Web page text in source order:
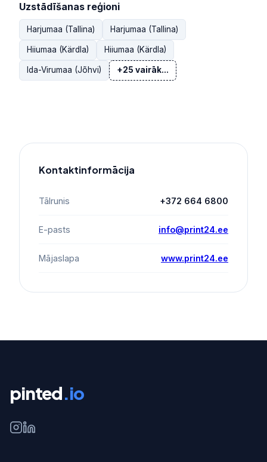
Uzstādīšanas reģioni
Harjumaa (Tallina) Harjumaa (Tallina)
Hiiumaa (Kärdla) Hiiumaa (Kärdla)
Ida-Virumaa (Jõhvi) +25 vairāk...
Kontaktinformācija
Tālrunis +372 664 6800
E-pasts info@print24.ee
Mājaslapa www.print24.ee
pinted.io